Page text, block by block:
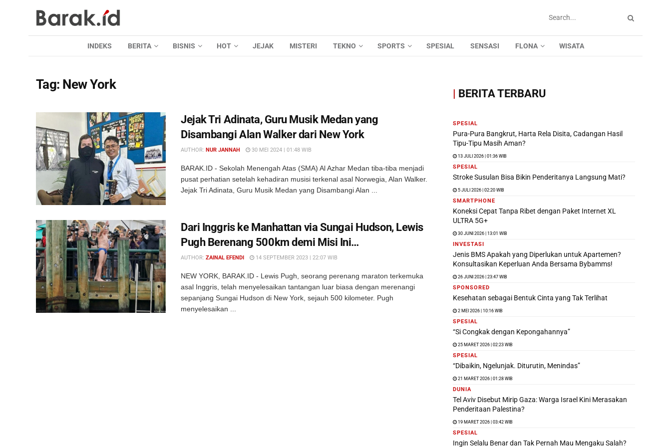
INDEKS BERITA BISNIS HOT JEJAK MISTERI TEKNO SPORTS SPESIAL SENSASI FLONA WISATA
Tag: New York
Jejak Tri Adinata, Guru Musik Medan yang
Disambangi Alan Walker dari New York
AUTHOR: NUR JANNAH 30 MEI 2024 | 01:48 WIB
BARAK.ID - Sekolah Menengah Atas (SMA) Al Azhar Medan tiba-tiba menjadi
pusat perhatian setelah kehadiran musisi terkenal asal Norwegia, Alan Walker.
Jejak Tri Adinata, Guru Musik Medan yang Disambangi Alan ...
Dari Inggris ke Manhattan via Sungai Hudson, Lewis
Pugh Berenang 500km demi Misi Ini…
AUTHOR: ZAINAL EFENDI 14 SEPTEMBER 2023 | 22:07 WIB
NEW YORK, BARAK.ID - Lewis Pugh, seorang perenang maraton terkemuka
asal Inggris, telah menyelesaikan tantangan luar biasa dengan merenangi
sepanjang Sungai Hudson di New York, sejauh 500 kilometer. Pugh
menyelesaikan ...
| BERITA TERBARU
SPESIAL
Pura-Pura Bangkrut, Harta Rela Disita, Cadangan Hasil
Tipu-Tipu Masih Aman?
13 JULI 2026 | 01:36 WIB
SPESIAL
Stroke Susulan Bisa Bikin Penderitanya Langsung Mati?
5 JULI 2026 | 02:20 WIB
SMARTPHONE
Koneksi Cepat Tanpa Ribet dengan Paket Internet XL
ULTRA 5G+
30 JUNI 2026 | 13:01 WIB
INVESTASI
Jenis BMS Apakah yang Diperlukan untuk Apartemen?
Konsultasikan Keperluan Anda Bersama Bybamms!
26 JUNI 2026 | 23:47 WIB
SPONSORED
Kesehatan sebagai Bentuk Cinta yang Tak Terlihat
2 MEI 2026 | 10:16 WIB
SPESIAL
“Si Congkak dengan Kepongahannya”
25 MARET 2026 | 02:23 WIB
SPESIAL
“Dibaikin, Ngelunjak. Diturutin, Menindas”
21 MARET 2026 | 01:28 WIB
DUNIA
Tel Aviv Disebut Mirip Gaza: Warga Israel Kini Merasakan
Penderitaan Palestina?
19 MARET 2026 | 03:42 WIB
SPESIAL
Ingin Selalu Benar dan Tak Pernah Mau Mengaku Salah?